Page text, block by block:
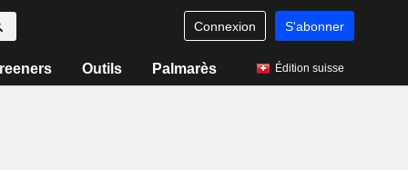
Connexion S'abonner
Outils Palmarès Édition suisse